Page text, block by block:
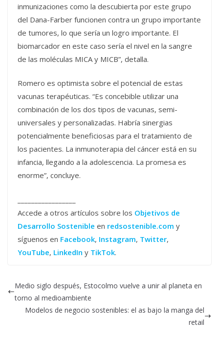
inmunizaciones como la descubierta por este grupo
del Dana-Farber funcionen contra un grupo importante
de tumores, lo que sería un logro importante. El
biomarcador en este caso sería el nivel en la sangre
de las moléculas MICA y MICB”, detalla.
Romero es optimista sobre el potencial de estas
vacunas terapéuticas. “Es concebible utilizar una
combinación de los dos tipos de vacunas, semi-
universales y personalizadas. Habría sinergias
potencialmente beneficiosas para el tratamiento de
los pacientes. La inmunoterapia del cáncer está en su
infancia, llegando a la adolescencia. La promesa es
enorme”, concluye.
Accede a otros artículos sobre los Objetivos de
Desarrollo Sostenible en redsostenible.com y
síguenos en Facebook, Instagram, Twitter,
YouTube, LinkedIn y TikTok.
Medio siglo después, Estocolmo vuelve a unir al planeta en
torno al medioambiente
Modelos de negocio sostenibles: el as bajo la manga del
retail